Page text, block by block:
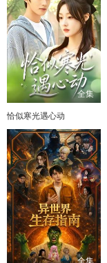
全集
恰似寒光遇心动
全集